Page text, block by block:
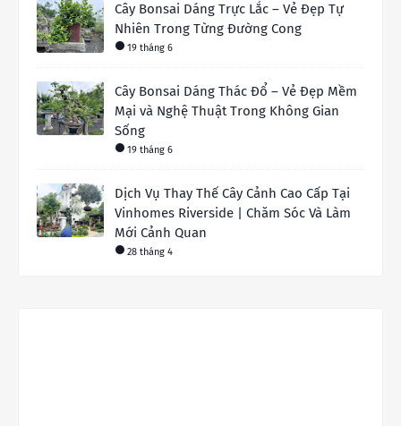
Cây Bonsai Dáng Trực Lắc – Vẻ Đẹp Tự
Nhiên Trong Từng Đường Cong
19 tháng 6
Cây Bonsai Dáng Thác Đổ – Vẻ Đẹp Mềm
Mại và Nghệ Thuật Trong Không Gian
Sống
19 tháng 6
Dịch Vụ Thay Thế Cây Cảnh Cao Cấp Tại
Vinhomes Riverside | Chăm Sóc Và Làm
Mới Cảnh Quan
28 tháng 4